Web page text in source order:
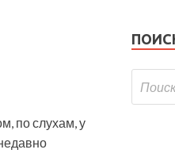
по слухам, у